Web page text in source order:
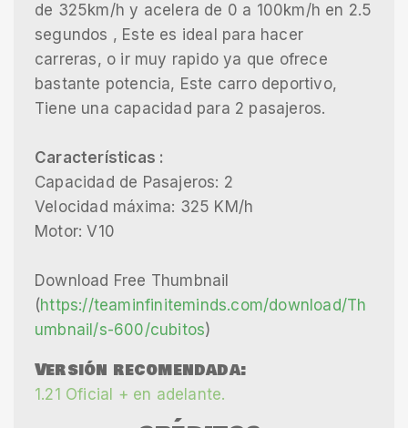
de 325km/h y acelera de 0 a 100km/h en 2.5
segundos , Este es ideal para hacer
carreras, o ir muy rapido ya que ofrece
bastante potencia, Este carro deportivo,
Tiene una capacidad para 2 pasajeros.
Características :
Capacidad de Pasajeros: 2
Velocidad máxima: 325 KM/h
Motor: V10
Download Free Thumbnail
(https://teaminfiniteminds.com/download/Th
umbnail/s-600/cubitos)
Versión recomendada:
1.21 Oficial + en adelante.